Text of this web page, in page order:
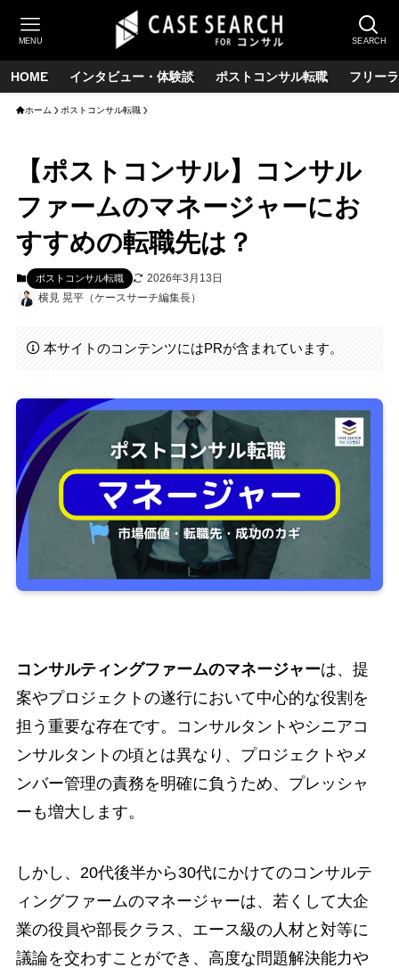
SEARCH
MENU
HOME インタビュー・体験談 ポストコンサル転職 フリー
ホーム ポストコンサル転職
【ポストコンサル】コンサル
ファームのマネージャーにお
すすめの転職先は？
ポストコンサル転職
2026年3月13日
横見 晃平（ケースサーチ編集長）
本サイトのコンテンツにはPRが含まれています。
コンサルティングファームのマネージャーは、提
案やプロジェクトの遂行において中心的な役割を
担う重要な存在です。コンサルタントやシニアコ
ンサルタントの頃とは異なり、プロジェクトやメ
ンバー管理の責務を明確に負うため、プレッシャ
ーも増大します。
しかし、20代後半から30代にかけてのコンサルテ
ィングファームのマネージャーは、若くして大企
業の役員や部長クラス、エース級の人材と対等に
議論を交わすことができ、高度な問題解決能力や